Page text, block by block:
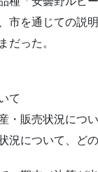
市を通じての説
だった。
て
販売状況につ
について、どの